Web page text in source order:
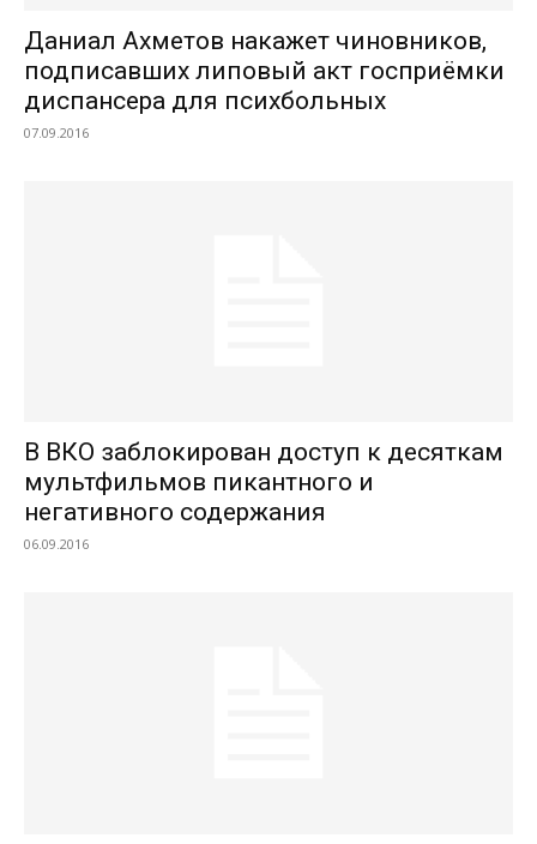
Даниал Ахметов накажет чиновников,
подписавших липовый акт госприёмки
диспансера для психбольных
07.09.2016
В ВКО заблокирован доступ к десяткам
мультфильмов пикантного и
негативного содержания
06.09.2016